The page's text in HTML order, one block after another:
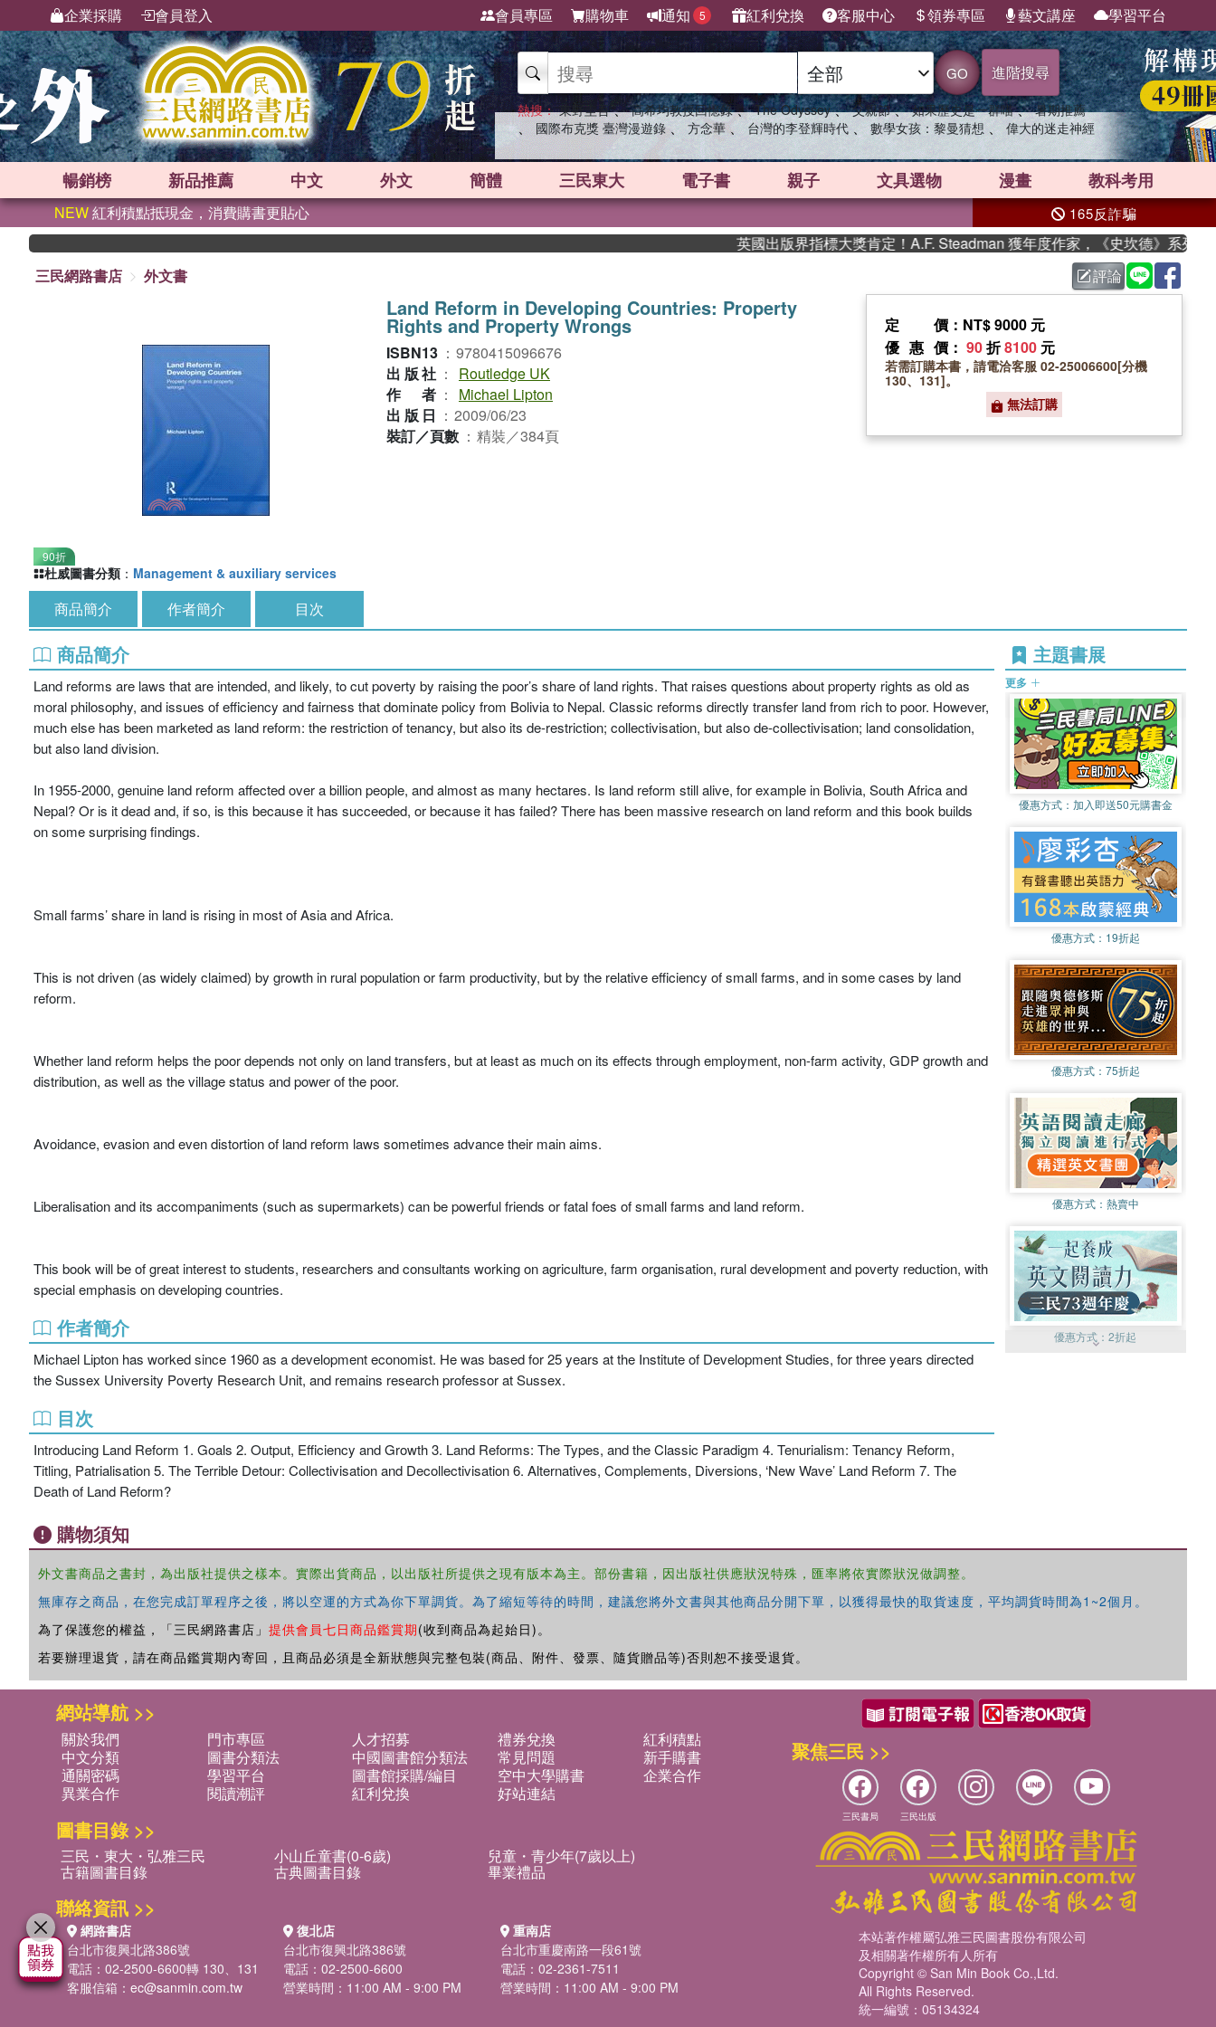
企業採購 會員登入 會員專區 購物車 通知 5 紅利兌換 客服中心 領券專區 藝文講座 學習平台
GO 進階搜尋
熱搜： 東野圭吾 、 高希均教授回憶錄 、 The Odyssey 、 父親節 、 如果歷史是一群喵 、 暑期推薦
、 國際布克獎 臺灣漫遊錄 、 方念華 、 台灣的李登輝時代 、 數學女孩：黎曼猜想 、 偉大的迷走神經
暢銷榜 新品推薦 中文 外文 簡體 三民東大 電子書 親子 文具選物 漫畫 教科考用
NEW紅利積點抵現金，消費購書更貼心 165反詐騙
英國出版界指標大獎肯定！A.F. Steadman 獲年度作家，《史坎德》系列帶你踏
三民網路書店
外文書 評論
90折
Land Reform in Developing Countries: Property
Rights and Property Wrongs
ISBN13 ： 9780415096676
出版社 ：
Routledge UK
作者 ：
Michael Lipton
出版日 ： 2009/06/23
裝訂／頁數 ： 精裝／384頁
定價 ：NT$ 9000 元
優惠價 ： 90折8100 元
若需訂購本書，請電洽客服 02-25006600[分機
130、131]。
無法訂購
杜威圖書分類 ： Management & auxiliary services
商品簡介 作者簡介 目次
商品簡介
Land reforms are laws that are intended, and likely, to cut poverty by raising the poor’s share of land rights. That raises questions about property rights as old as
moral philosophy, and issues of efficiency and fairness that dominate policy from Bolivia to Nepal. Classic reforms directly transfer land from rich to poor. However,
much else has been marketed as land reform: the restriction of tenancy, but also its de-restriction; collectivisation, but also de-collectivisation; land consolidation,
but also land division.
In 1955-2000, genuine land reform affected over a billion people, and almost as many hectares. Is land reform still alive, for example in Bolivia, South Africa and
Nepal? Or is it dead and, if so, is this because it has succeeded, or because it has failed? There has been massive research on land reform and this book builds
on some surprising findings.
Small farms’ share in land is rising in most of Asia and Africa.
This is not driven (as widely claimed) by growth in rural population or farm productivity, but by the relative efficiency of small farms, and in some cases by land
reform.
Whether land reform helps the poor depends not only on land transfers, but at least as much on its effects through employment, non-farm activity, GDP growth and
distribution, as well as the village status and power of the poor.
Avoidance, evasion and even distortion of land reform laws sometimes advance their main aims.
Liberalisation and its accompaniments (such as supermarkets) can be powerful friends or fatal foes of small farms and land reform.
This book will be of great interest to students, researchers and consultants working on agriculture, farm organisation, rural development and poverty reduction, with
special emphasis on developing countries.
作者簡介
Michael Lipton has worked since 1960 as a development economist. He was based for 25 years at the Institute of Development Studies, for three years directed
the Sussex University Poverty Research Unit, and remains research professor at Sussex.
目次
Introducing Land Reform 1. Goals 2. Output, Efficiency and Growth 3. Land Reforms: The Types, and the Classic Paradigm 4. Tenurialism: Tenancy Reform,
Titling, Patrialisation 5. The Terrible Detour: Collectivisation and Decollectivisation 6. Alternatives, Complements, Diversions, ‘New Wave’ Land Reform 7. The
Death of Land Reform?
主題書展
更多
優惠方式： 加入即送50元購書金
優惠方式： 19折起
優惠方式： 75折起
優惠方式： 熱賣中
優惠方式：2折起
優惠方式：熱賣中
優惠方式：79折起
購物須知
外文書商品之書封，為出版社提供之樣本。實際出貨商品，以出版社所提供之現有版本為主。部份書籍，因出版社供應狀況特殊，匯率將依實際狀況做調整。
無庫存之商品，在您完成訂單程序之後，將以空運的方式為你下單調貨。為了縮短等待的時間，建議您將外文書與其他商品分開下單，以獲得最快的取貨速度，平均調貨時間為1~2個月。
為了保護您的權益，「三民網路書店」 提供會員七日商品鑑賞期(收到商品為起始日)。
若要辦理退貨，請在商品鑑賞期內寄回，且商品必須是全新狀態與完整包裝(商品、附件、發票、隨貨贈品等)否則恕不接受退貨。
網站導航 >>
關於我們 門市專區 人才招募 禮券兌換
紅利積點
中文分類
圖書分類法 中國圖書館分類法 常見問題
新手購書
通關密碼
學習平台 圖書館採購/編目 空中大學購書
企業合作
異業合作
閱讀潮評 紅利兌換 好站連結
圖書目錄 >>
三民・東大・弘雅三民 小山丘童書(0-6歲) 兒童・青少年(7歲以上)
古籍圖書目錄 古典圖書目錄 畢業禮品
聯絡資訊 >>
網路書店
台北市復興北路386號
電話：02-2500-6600轉 130、131
客服信箱： ec@sanmin.com.tw
復北店
台北市復興北路386號
電話：02-2500-6600
營業時間：11:00 AM - 9:00 PM
重南店
台北市重慶南路一段61號
電話：02-2361-7511
營業時間：11:00 AM - 9:00 PM
聚焦三民 >>
三民書局 三民出版
本站著作權屬弘雅三民圖書股份有限公司
及相關著作權所有人所有
Copyright © San Min Book Co.,Ltd.
All Rights Reserved.
統一編號：05134324